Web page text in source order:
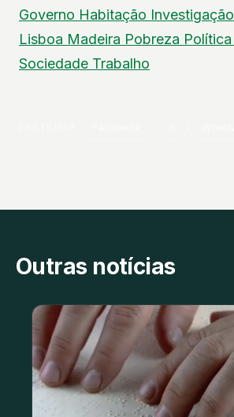
Governo Habitação Investigação
Lisboa Madeira Pobreza Política
Sociedade Trabalho
Outras notícias